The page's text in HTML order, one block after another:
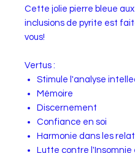
Cette jolie pierre bleue aux
inclusions de pyrite est
vous!
Vertus :
Stimule l'analyse
Mémoire
Discernement
Confiance en soi
Harmonie dans les
Lutte contre l'Insomnie